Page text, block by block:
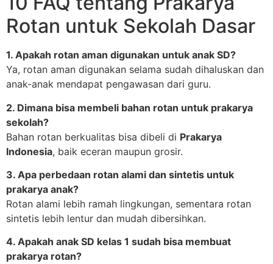
Rotan untuk Sekolah Dasar
1. Apakah rotan aman digunakan untuk anak SD?
Ya, rotan aman digunakan selama sudah dihaluskan dan
anak-anak mendapat pengawasan dari guru.
2. Dimana bisa membeli bahan rotan untuk prakarya
sekolah?
Bahan rotan berkualitas bisa dibeli di Prakarya
Indonesia, baik eceran maupun grosir.
3. Apa perbedaan rotan alami dan sintetis untuk
prakarya anak?
Rotan alami lebih ramah lingkungan, sementara rotan
sintetis lebih lentur dan mudah dibersihkan.
4. Apakah anak SD kelas 1 sudah bisa membuat
prakarya rotan?